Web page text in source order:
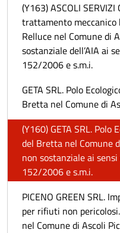
(Y163) ASCOLI
trattamento meccanico
Relluce nel Comune di
sostanziale dell’AIA ai
152/2006 e s.m.i.
GETA SRL. Polo
Bretta nel Comune di
(Y160) GETA SRL.
del Bretta nel Comune
non sostanziale ai
152/2006 e s.m.i.
PICENO GREEN SRL.
per rifiuti non
nel Comune di Ascoli